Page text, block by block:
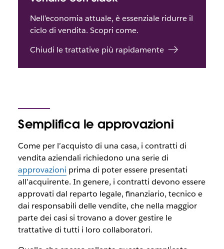
Nell’economia attuale, è essenziale ridurre il
ciclo di vendita. Scopri come.
Chiudi le trattative più rapidamente
Semplifica le approvazioni
Come per l’acquisto di una casa, i contratti di
vendita aziendali richiedono una serie di
approvazioni prima di poter essere presentati
all’acquirente. In genere, i contratti devono essere
approvati dal reparto legale, finanziario, tecnico e
dai responsabili delle vendite, che nella maggior
parte dei casi si trovano a dover gestire le
trattative di tutti i loro collaboratori.